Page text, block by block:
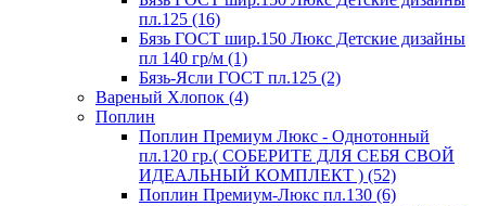
пл.125 (16)
Бязь ГОСТ шир.150 Люкс Детские дизайны
пл 140 гр/м (1)
Бязь-Ясли ГОСТ пл.125 (2)
Вареный Хлопок (4)
Поплин
Поплин Премиум Люкс - Однотонный
пл.120 гр.( СОБЕРИТЕ ДЛЯ СЕБЯ СВОЙ
ИДЕАЛЬНЫЙ КОМПЛЕКТ ) (52)
Поплин Премиум-Люкс пл.130 (6)